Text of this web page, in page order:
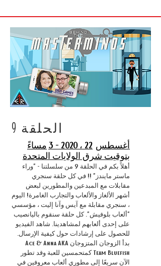
الحلقة 9
أغسطس 22 ، 2020 - 3
مساءً
بتوقيت شرق الولايات المتحدة
أهلاً بكم في الحلقة 9 من سلسلتنا - "وراء
ماستر مايندز" !! في كل حلقة سنجري
مقابلات مع المبدعين والمطورين لبعض
أشهر الألغاز والألعاب والتجارب الغامرة! اليوم
، سنجري مقابلة مع آيس وآنا إليت ، مؤسسي
"ألعاب بلوفيش". كل حلقة سنقوم باليانصيب
على إحدى ألعابهم لمشاهدينا. شاهد الفيديو
للحصول على إرشادات حول كيفية الإرسال.
بدأ الزوجان المتزوجان Ace & Anna AKA
Team Bluefish كمتحمسين للعبة وقد تطور
الآن سريعًا إلى مطوري ألعاب معروفين في